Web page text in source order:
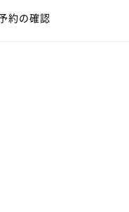
約の確認